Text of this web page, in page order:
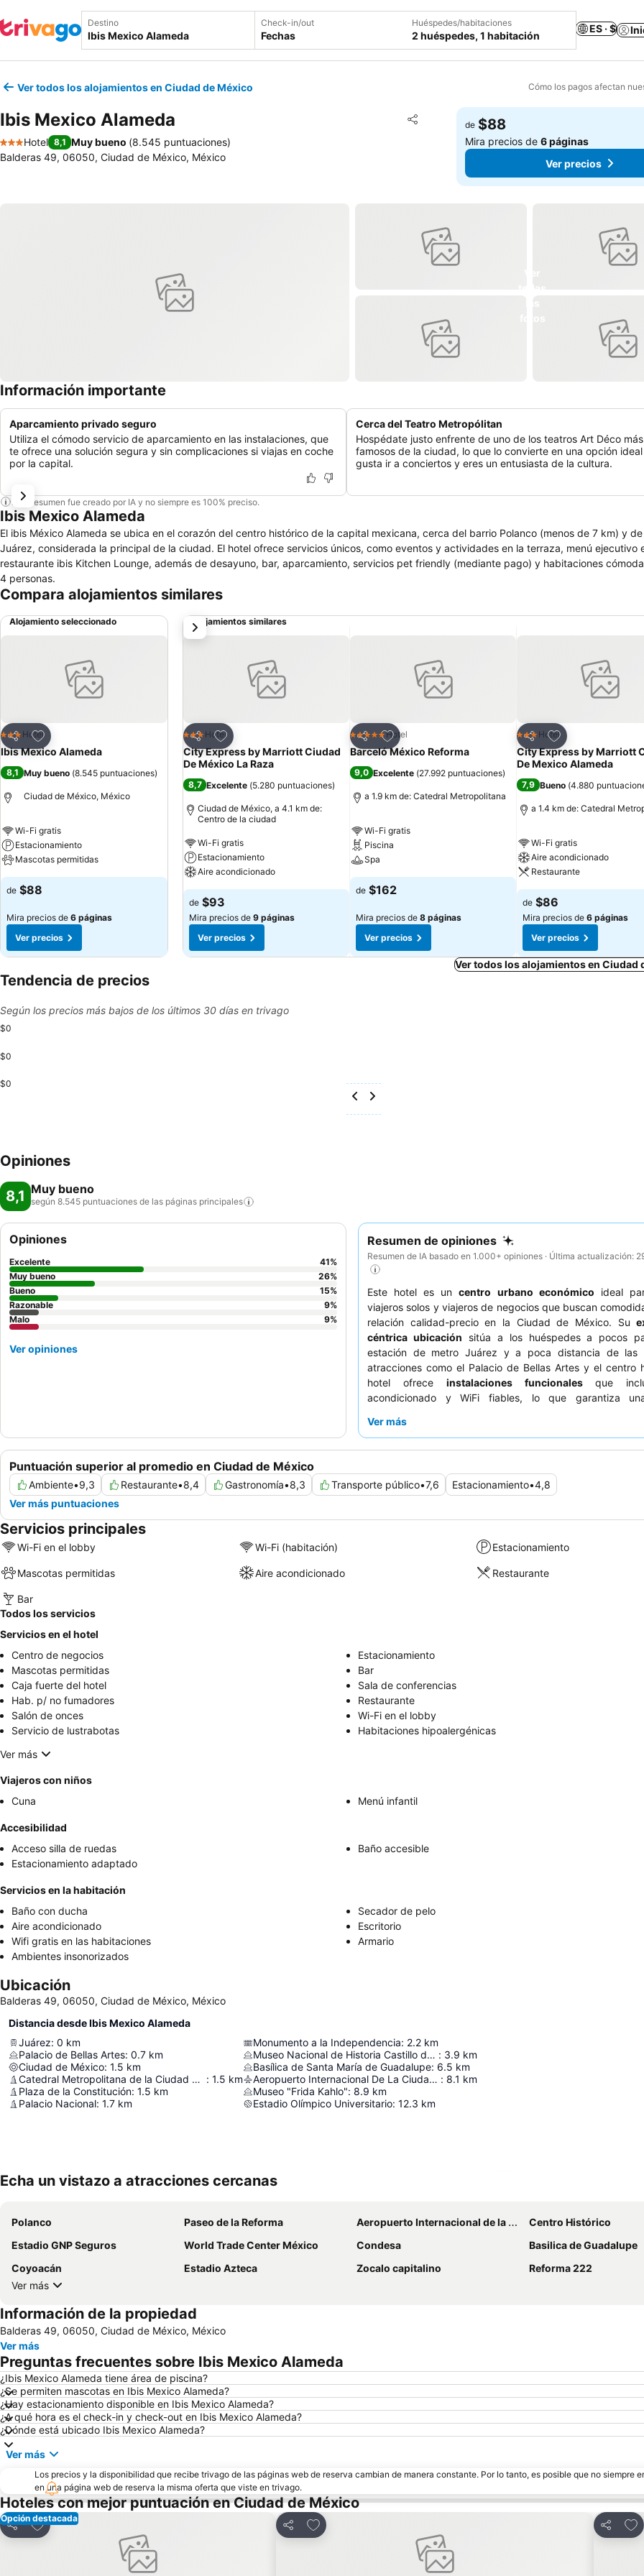
Destino Check-in/out
Fechas
Huéspedes/habitaciones
2 huéspedes, 1 habitación
ES · $
Ver todos los alojamientos en Ciudad de México Cómo los pagos afectan
Ibis Mexico Alameda Compartir
Agregar a favoritos
3 Estrellas
Hotel 8,1 Muy bueno (8.545 puntuaciones)
Balderas 49, 06050, Ciudad de México, México
de $88
Mira precios de6 páginas
Ver precios
Información importante
Aparcamiento privado seguro
Utiliza el cómodo servicio de aparcamiento en las instalaciones, que
te ofrece una solución segura y sin complicaciones si viajas en coche
por la capital.
Cerca del Teatro Metropólitan
Hospédate justo enfrente de uno de los teatros Art Déco más
famosos de la ciudad, lo que lo convierte en una opción
gusta ir a conciertos y eres un entusiasta de la cultura.
Este resumen fue creado por IA y no siempre es 100% preciso.
Ibis Mexico Alameda
El ibis México Alameda se ubica en el corazón del centro histórico de la capital mexicana, cerca del barrio Polanco (menos de 7 km) y de
Juárez, considerada la principal de la ciudad. El hotel ofrece servicios únicos, como eventos y actividades en la terraza, menú ejecutivo
restaurante ibis Kitchen Lounge, además de desayuno, bar, aparcamiento, servicios pet friendly (mediante pago) y habitaciones
4 personas.
Compara alojamientos similares
Alojamiento seleccionado
Compartir
Agregar a favoritos
3 Estrellas
Hotel
Ibis Mexico Alameda
8,1 Muy bueno (8.545 puntuaciones)
Ciudad de México, México
Wi-Fi gratis
Estacionamiento
Mascotas permitidas
de $88
Mira precios de 6 páginas
Ver precios
Alojamientos similares
Compartir
Agregar a favoritos
3 Estrellas
Hotel
City Express by Marriott Ciudad
De México La Raza
8,7 Excelente (5.280 puntuaciones)
Ciudad de México, a 4.1 km de:
Centro de la ciudad
Wi-Fi gratis
Estacionamiento
Aire acondicionado
de $93
Mira precios de 9 páginas
Ver precios
Compartir
Agregar a favoritos
5 EstrellasHotel
Barceló México Reforma
9,0 Excelente (27.992 puntuaciones)
a 1.9 km de: Catedral Metropolitana
Wi-Fi gratis
Piscina
Spa
de $162
Mira precios de 8 páginas
Ver precios
Compartir
Agregar a
3 Estrellas
Hotel
City Express by Marriott
De Mexico Alameda
7,9 Bueno (4.880
a 1.4 km de: Catedral
Wi-Fi gratis
Aire acondicionado
Restaurante
de $86
Mira precios de 6 páginas
Ver precios
siguiente
Ver todos los alojamientos en Ciudad
Tendencia de precios
Según los precios más bajos de los últimos 30 días en trivago
$0
$0
$0
Opiniones
8,1 Muy bueno
según 8.545 puntuaciones de las páginas principales
Resumen de opiniones
Resumen de IA basado en 1.000+ opiniones · Última actualización:
Este hotel es uncentro urbano económico ideal
viajeros solos y viajeros de negocios que buscan
relación calidad-precio en la Ciudad de México. Su
céntrica ubicación sitúa a los huéspedes a pocos
estación de metro Juárez y a poca distancia de las
atracciones como el Palacio de Bellas Artes y el centro
hotel ofrece instalaciones funcionalesque
acondicionado y WiFi fiables, lo que garantiza
atento y amable
habitaciones que no den a la concurrida calle.
Ver más
Puntuación superior al promedio en Ciudad de México
Ambiente•9,3 Restaurante•8,4 Gastronomía•8,3 Transporte público•7,6 Estacionamiento•4,8
Ver más puntuaciones
Opiniones
Excelente 41%
Muy bueno
26%
Bueno
15%
Razonable
9%
Malo
9%
Ver opiniones
Servicios principales
Wi-Fi en el lobby Wi-Fi (habitación) Estacionamiento
Mascotas permitidas Aire acondicionado Restaurante
Bar
Todos los servicios
Servicios en el hotel
Centro de negocios
Estacionamiento
Mascotas permitidas
Bar
Caja fuerte del hotel
Sala de conferencias
Hab. p/ no fumadores
Restaurante
Salón de onces
Wi-Fi en el lobby
Servicio de lustrabotas
Habitaciones hipoalergénicas
Ver más
Viajeros con niños
Cuna
Menú infantil
Accesibilidad
Acceso silla de ruedas
Baño accesible
Estacionamiento adaptado
Servicios en la habitación
Baño con ducha
Secador de pelo
Aire acondicionado
Escritorio
Wifi gratis en las habitaciones
Armario
Ambientes insonorizados
Ubicación
Balderas 49, 06050, Ciudad de México, México
Distancia desde Ibis Mexico Alameda
Juárez: 0 km
Palacio de Bellas Artes: 0.7 km
Ciudad de México: 1.5 km
Catedral Metropolitana de la Ciudad de México : 1.5 km
Plaza de la Constitución: 1.5 km
Palacio Nacional: 1.7 km
Monumento a la Independencia: 2.2 km
Museo Nacional de Historia Castillo de Chapultepec : 3.9 km
Basílica de Santa María de Guadalupe: 6.5 km
Aeropuerto Internacional De La Ciudad De México : 8.1 km
Museo "Frida Kahlo": 8.9 km
Estadio Olímpico Universitario: 12.3 km
Echa un vistazo a atracciones cercanas
Polanco Paseo de la Reforma Aeropuerto Internacional de la Ciudad de México
Centro Histórico
Estadio GNP Seguros
World Trade Center México Condesa
Basilica de Guadalupe
Coyoacán
Estadio Azteca Zocalo capitalino
Reforma 222
Ver más
Información de la propiedad
Balderas 49, 06050, Ciudad de México, México
Ver más
Preguntas frecuentes sobre Ibis Mexico Alameda
¿Ibis Mexico Alameda tiene área de piscina?
¿Se permiten mascotas en Ibis Mexico Alameda?
¿Hay estacionamiento disponible en Ibis Mexico Alameda?
¿A qué hora es el check-in y check-out en Ibis Mexico Alameda?
¿Dónde está ubicado Ibis Mexico Alameda?
Ver más
Los precios y la disponibilidad que recibe trivago de las páginas web de reserva cambian de manera constante. Por lo tanto, es posible que no siempre
en una página web de reserva la misma oferta que viste en trivago.
Hoteles con mejor puntuación en Ciudad de México
Opción destacada
Compartir
Agregar a favoritos
Compartir
Agregar a favoritos
Compartir